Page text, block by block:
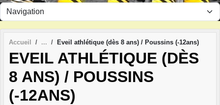
Accueil Eveil athlétique (dès 8 ans) / Poussins (-12ans)
EVEIL ATHLÉTIQUE (DÈS
8 ANS) / POUSSINS
(-12ANS)